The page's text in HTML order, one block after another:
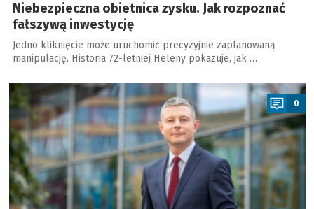
Niebezpieczna obietnica zysku. Jak rozpoznać
fałszywą inwestycję
Jedno kliknięcie może uruchomić precyzyjnie zaplanowaną
manipulację. Historia 72-letniej Heleny pokazuje, jak …
a
0